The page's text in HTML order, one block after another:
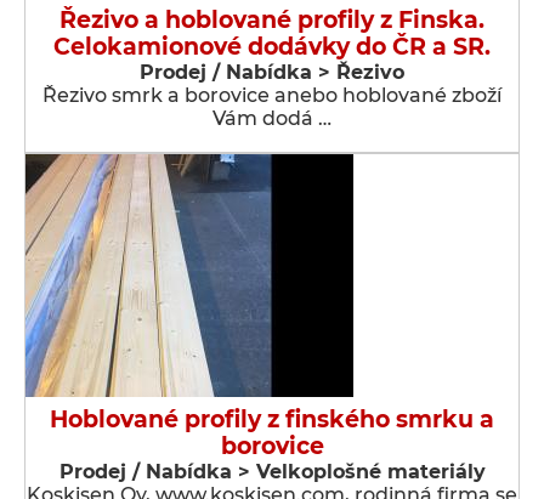
Řezivo a hoblované profily z Finska.
Celokamionové dodávky do ČR a SR.
Prodej / Nabídka > Řezivo
Řezivo smrk a borovice anebo hoblované zboží
Vám dodá …
Hoblované profily z finského smrku a
borovice
Prodej / Nabídka > Velkoplošné materiály